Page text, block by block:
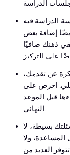
الدراسة فيه
إضافة بعض
ذهنك صافيًا
عن تقدمك،
احرص على
قبل الموعد
النهائي.
بسيطة، لا
المساعدة، ولا
العديد من